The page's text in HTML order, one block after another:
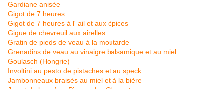
Gardiane anisée
Gigot de 7 heures
Gigot de 7 heures à l' ail et aux épices
Gigue de chevreuil aux airelles
Gratin de pieds de veau à la moutarde
Grenadins de veau au vinaigre balsamique et au miel
Goulasch (Hongrie)
Involtini au pesto de pistaches et au speck
Jambonneaux braisés au miel et à la bière